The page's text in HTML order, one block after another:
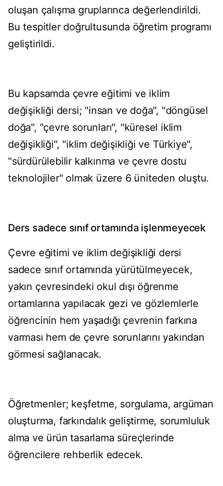
oluşan çalışma gruplarınca değerlendirildi.
Bu tespitler doğrultusunda öğretim programı
geliştirildi.
Bu kapsamda çevre eğitimi ve iklim
değişikliği dersi; "insan ve doğa", "döngüsel
doğa", "çevre sorunları", "küresel iklim
değişikliği", "iklim değişikliği ve Türkiye",
"sürdürülebilir kalkınma ve çevre dostu
teknolojiler" olmak üzere 6 üniteden oluştu.
Ders sadece sınıf ortamında işlenmeyecek
Çevre eğitimi ve iklim değişikliği dersi
sadece sınıf ortamında yürütülmeyecek,
yakın çevresindeki okul dışı öğrenme
ortamlarına yapılacak gezi ve gözlemlerle
öğrencinin hem yaşadığı çevrenin farkına
varması hem de çevre sorunlarını yakından
görmesi sağlanacak.
Öğretmenler; keşfetme, sorgulama, argüman
oluşturma, farkındalık geliştirme, sorumluluk
alma ve ürün tasarlama süreçlerinde
öğrencilere rehberlik edecek.